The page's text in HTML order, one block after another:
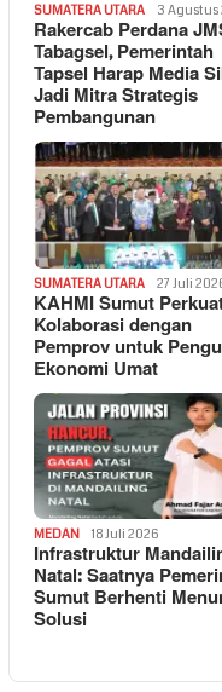
SUMATERA UTARA 3 Agustus
Rakercab Perdana
Tabagsel, Pemerintah
Tapsel Harap Media
Jadi Mitra Strategis
Pembangunan
SUMATERA UTARA 27 Juli
KAHMI Sumut
Kolaborasi dengan
Pemprov untuk
Ekonomi Umat
MEDAN 18 Juli 2026
Infrastruktur
Natal: Saatnya
Sumut Berhenti
Solusi